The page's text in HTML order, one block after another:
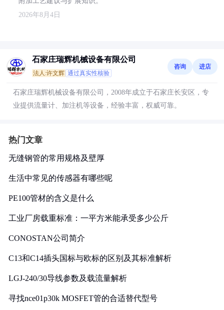
2026年8月4日
石家庄瑞辉机械设备有限公司
法人:许文辉 通过真实性核验
咨询 进店
石家庄瑞辉机械设备有限公司，2008年成立于石家庄长安区，专
业提供流量计、加注机等设备，经验丰富，权威可靠。
热门文章
无缝钢管的常用规格及壁厚
生活中常见的传感器有哪些呢
PE100管材的含义是什么
工业厂房载重标准：一平方米能承受多少公斤
CONOSTAN公司简介
C13和C14插头国标与欧标的区别及其标准解析
LGJ-240/30导线参数及载流量解析
寻找nce01p30k MOSFET管的合适替代型号